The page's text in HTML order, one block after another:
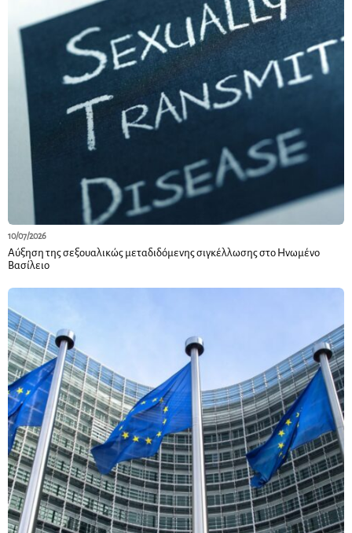
10/07/2026
Αύξηση της σεξουαλικώς μεταδιδόμενης σιγκέλλωσης στο Ηνωμένο
Βασίλειο